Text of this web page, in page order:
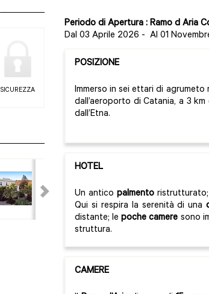
SICUREZZA
Periodo di Apertura : Ramo d Aria
Dal 03 Aprile 2026 - Al 01
POSIZIONE
Immerso in sei ettari di
dall’aeroporto di Catania, a 3
dall’Etna.
HOTEL
Un antico palmento
Qui si respira la serenità di una
distante; le poche camere sono
struttura.
CAMERE